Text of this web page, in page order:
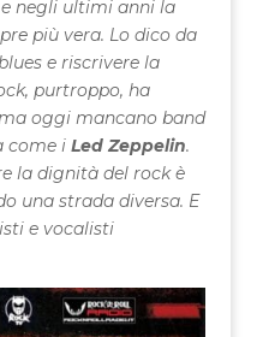
negli ultimi anni la
più vera. Lo dico da
e riscrivere la
purtroppo, ha
oggi mancano band
come i Led Zeppelin.
la dignità del rock è
una strada diversa. E
e vocalisti